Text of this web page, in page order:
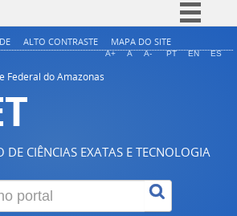
Simplifique!
ALTO CONTRASTE MAPA DO SITE
A+ A A- PT EN ES
Federal do Amazonas
DE CIÊNCIAS EXATAS E TECNOLOGIA